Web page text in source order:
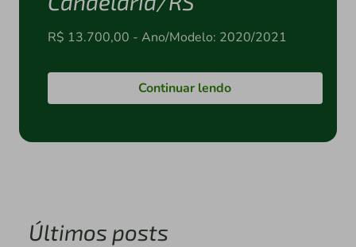
R$ 13.700,00 - Ano/Modelo: 2020/2021
Continuar lendo
Últimos posts